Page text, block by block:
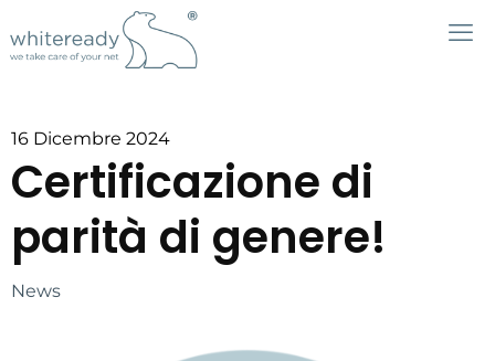
16 Dicembre 2024
Certificazione di
parità di genere!
News